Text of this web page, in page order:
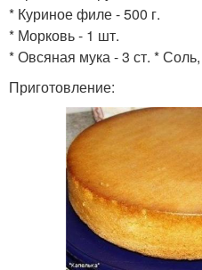
* Куриное филе - 500 г.
* Морковь - 1 шт.
* Овсяная мука - 3 ст. *
Приготовление: